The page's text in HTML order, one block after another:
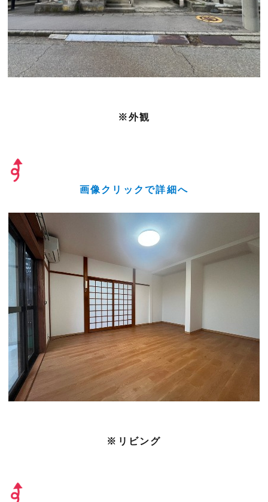
※外観
画像クリックで詳細へ
※リビング